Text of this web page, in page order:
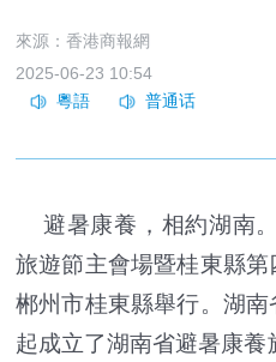
來源：香港商報網
2025-06-23 10:54
避暑康養，相約湖南
旅遊節主會場暨桂東縣
郴州市桂東縣舉行。湖
起成立了湖南省避暑康養